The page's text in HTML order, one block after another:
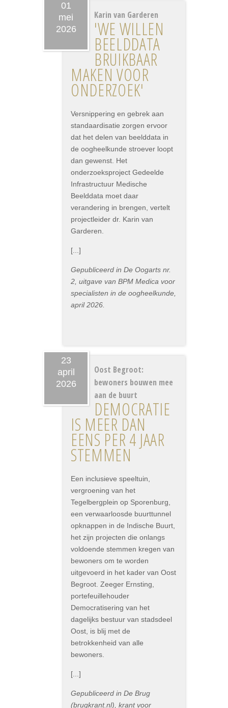
01
mei
2026
Karin van Garderen
'WE WILLEN
BEELDDATA
BRUIKBAAR
MAKEN VOOR
ONDERZOEK'
Versnippering en gebrek aan
standaardisatie zorgen ervoor
dat het delen van beelddata in
de oogheelkunde stroever loopt
dan gewenst. Het
onderzoeksproject Gedeelde
Infrastructuur Medische
Beelddata moet daar
verandering in brengen, vertelt
projectleider dr. Karin van
Garderen.
[...]
Gepubliceerd in De Oogarts nr.
2, uitgave van BPM Medica voor
specialisten in de oogheelkunde,
april 2026.
23
april
2026
Oost Begroot:
bewoners bouwen mee
aan de buurt
DEMOCRATIE
IS MEER DAN
EENS PER 4 JAAR
STEMMEN
Een inclusieve speeltuin,
vergroening van het
Tegelbergplein op Sporenburg,
een verwaarloosde buurttunnel
opknappen in de Indische Buurt,
het zijn projecten die onlangs
voldoende stemmen kregen van
bewoners om te worden
uitgevoerd in het kader van Oost
Begroot. Zeeger Ernsting,
portefeuillehouder
Democratisering van het
dagelijks bestuur van stadsdeel
Oost, is blij met de
betrokkenheid van alle
bewoners.
[...]
Gepubliceerd in De Brug
(brugkrant.nl), krant voor